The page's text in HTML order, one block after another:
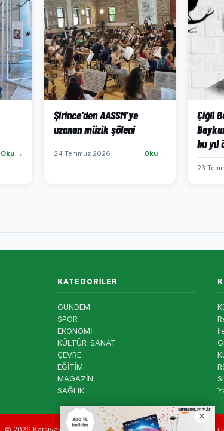
Oku →
Şirince’den AASSM’ye
uzanan müzik şöleni
24 Temmuz 2026 Oku →
Çiğli
bu yıl
23
KATEGORILER
GÜNDEM
SPOR
EKONOMİ
KÜLTÜR-SANAT
ÇEVRE
EĞİTİM
MAGAZİN
SAĞLIK